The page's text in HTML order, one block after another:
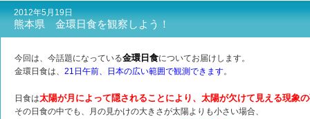
2012年5月19日
熊本県 金環日食を観察しよう！
今回は、今話題になっている金環日食についてお届けします。
金環日食は、 21日午前、日本の広い範囲で観測できます。
日食は太陽が月によって隠されることにより、太陽が欠けて見える現象
その日食の中でも、月の見かけの大きさが太陽よりも小さい場合、